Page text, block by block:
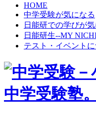
HOME
中学受験が気になる
日能研での学びが
日能研生--MY
テスト・イベント